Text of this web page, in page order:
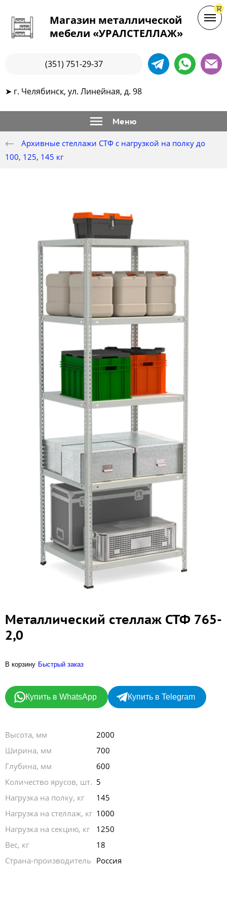
Магазин металлической
мебели «УРАЛСТЕЛЛАЖ»
(351) 751-29-37
➤ г. Челябинск, ул. Линейная, д. 98
Меню
Архивные стеллажи СТФ с нагрузкой на полку до
100, 125, 145 кг
Металлический стеллаж СТФ 765-
2,0
В корзину Быстрый заказ
Купить в WhatsApp Купить в Telegram
Высота, мм
2000
Ширина, мм
700
Глубина, мм
600
Количество ярусов, шт. 5
Нагрузка на полку, кг
145
Нагрузка на стеллаж, кг 1000
Нагрузка на секцию, кг
1250
Вес, кг
18
Страна-производитель Россия